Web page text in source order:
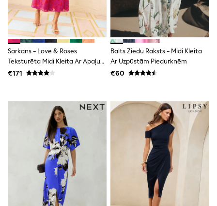
Smiggle
Eastpak
All Accessories
All Bags & Backpacks
Girls Bags
Boys Bags
Lunchbags
Drink Bottles
Polo Shirts
T-Shirts
Bags
Blouses
Shirts
Polo Shirts
HOLIDAY SHOP
Women's Holiday Shop
All Swimwear
All Beachwear
Bags & Accessories
Beach Dresses & Kaftans
Sarkans - Love & Roses
Teksturēta Midi Kleita Ar Apaļu
Kakla Izgriezumu Un Uzpūstām
€171
Balts Ziedu Raksts - Midi Kleita
Ar Uzpūstām Piedurknēm
€60